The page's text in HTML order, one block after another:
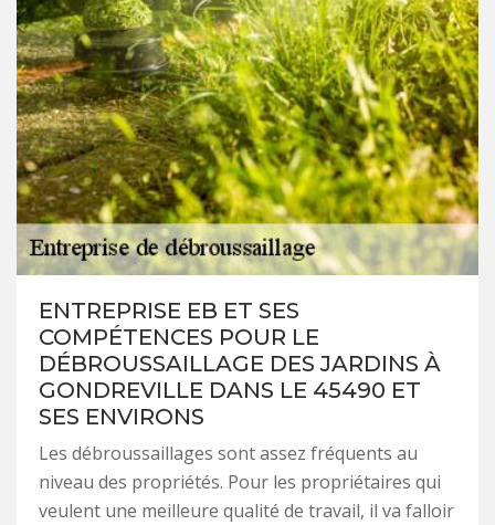
ENTREPRISE EB ET SES
COMPÉTENCES POUR LE
DÉBROUSSAILLAGE DES JARDINS À
GONDREVILLE DANS LE 45490 ET
SES ENVIRONS
Les débroussaillages sont assez fréquents au
niveau des propriétés. Pour les propriétaires qui
veulent une meilleure qualité de travail, il va falloir